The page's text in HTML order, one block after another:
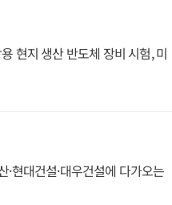
현지 생산 반도체 장비 시험, 미
현대건설·대우건설에 다가오는